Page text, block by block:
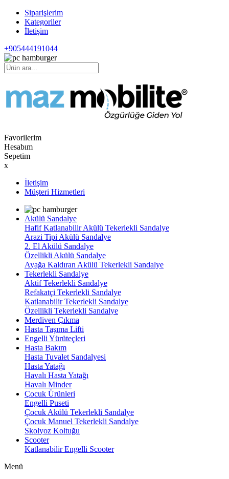
Siparişlerim
Kategoriler
İletişim
+905444191044
Favorilerim
Hesabım
Sepetim
x
İletişim
Müşteri Hizmetleri
Akülü Sandalye
Hafif Katlanabilir Akülü Tekerlekli Sandalye
Arazi Tipi Akülü Sandalye
2. El Akülü Sandalye
Özellikli Akülü Sandalye
Ayağa Kaldıran Akülü Tekerlekli Sandalye
Tekerlekli Sandalye
Aktif Tekerlekli Sandalye
Refakatçi Tekerlekli Sandalye
Katlanabilir Tekerlekli Sandalye
Özellikli Tekerlekli Sandalye
Merdiven Çıkma
Hasta Taşıma Lifti
Engelli Yürüteçleri
Hasta Bakım
Hasta Tuvalet Sandalyesi
Hasta Yatağı
Havalı Hasta Yatağı
Havalı Minder
Çocuk Ürünleri
Engelli Puseti
Çocuk Akülü Tekerlekli Sandalye
Çocuk Manuel Tekerlekli Sandalye
Skolyoz Koltuğu
Scooter
Katlanabilir Engelli Scooter
Menü